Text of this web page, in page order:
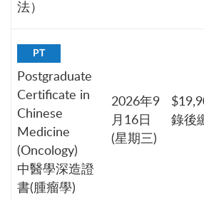
法）
PT
Postgraduate
Certificate in
Chinese
Medicine
(Oncology)
中醫學深造證
書(腫瘤學)
2026年9
月16日
(星期三)
錄後